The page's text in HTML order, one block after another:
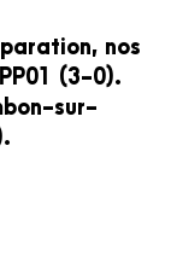
nos
(3-0).
sur-